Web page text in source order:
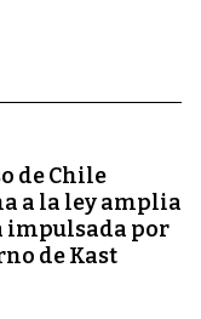
de Chile
a la ley amplia
impulsada por
de Kast